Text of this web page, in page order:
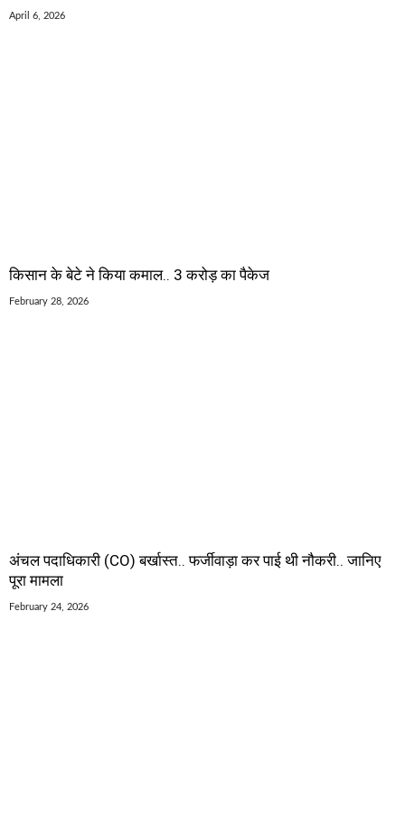
April 6, 2026
किसान के बेटे ने किया कमाल.. 3 करोड़ का पैकेज
February 28, 2026
अंचल पदाधिकारी (CO) बर्खास्त.. फर्जीवाड़ा कर पाई थी नौकरी.. जानिए
पूरा मामला
February 24, 2026